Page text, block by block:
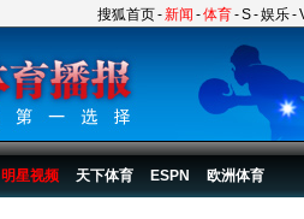
搜狐首页-新闻 -体育-S-娱乐-
明星视频 天下体育 ESPN 欧洲体育